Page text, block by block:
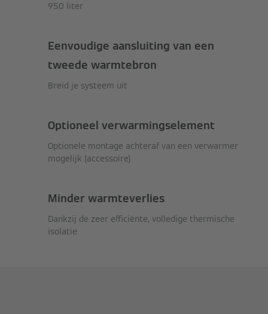
950 liter
Eenvoudige aansluiting van een
tweede warmtebron
Breid je systeem uit
Optioneel verwarmingselement
Optionele montage achteraf van een verwarmer
mogelijk (accessoire)
Minder warmteverlies
Dankzij de zeer efficiënte, volledige thermische
isolatie